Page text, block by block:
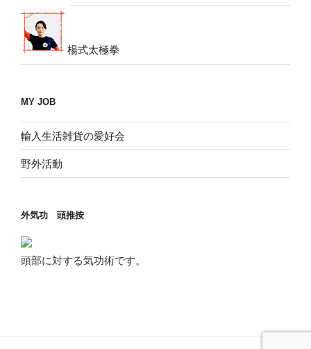
楊式太極拳
MY JOB
輸入生活雑貨の愛好会
野外活動
外気功 頭推按
頭部に対する気功術です。